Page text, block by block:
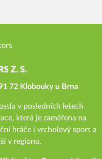
Z. S.
72 Klobouky u Brna
v posledních letech
která je zaměřena na
hráče i vrcholový sport a
v regionu.